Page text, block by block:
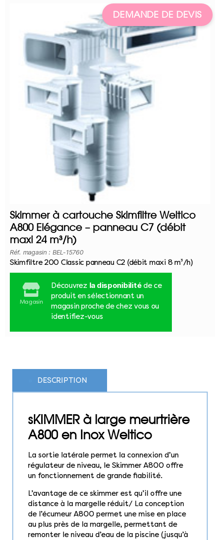
Skimmer à cartouche Skimfiltre Weltico
A800 Elégance – panneau C7 (débit
maxi 24 m³/h)
DEMANDE DE DEVIS
Réf. magasin : BEL-15760
Skimfiltre 200 Classic panneau C2 (débit maxi 8 m³/h)
Magasin
Découvrez la disponibilité de ce
produit en sélectionnant un
magasin proche de chez vous ou
identifiez-vous
DESCRIPTION
sKIMMER à large meurtrière
A800 en Inox Weltico
La sortie latérale permet la connexion d’un
régulateur de niveau, le Skimmer A800 offre
un fonctionnement de grande fiabilité.
L’avantage de ce skimmer est qu’il offre une
distance à la margelle réduit/ La conception
de l’écumeur A800 permet une mise en place
au plus près de la margelle, permettant de
remonter le niveau d’eau de la piscine (jusqu’à